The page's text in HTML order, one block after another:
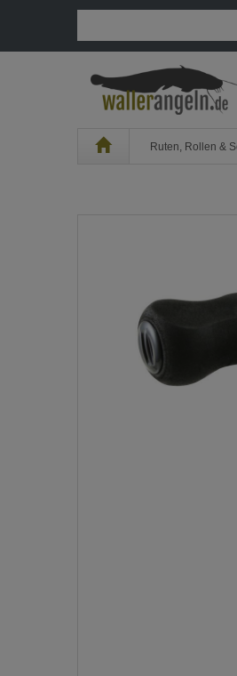
Home Ruten, Rollen &